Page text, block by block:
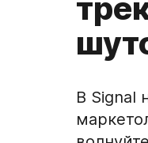
В Signal